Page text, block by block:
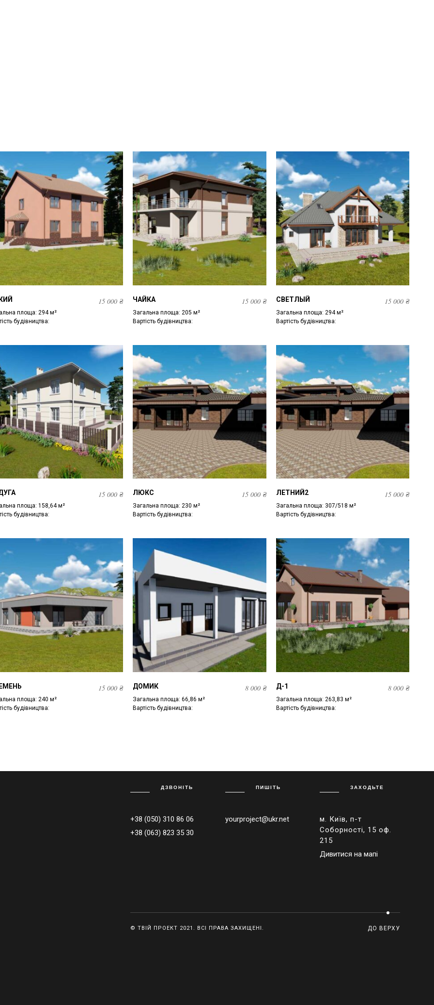
15 000 ₴
площа: 294 м²
будівництва:
ЧАЙКА 15 000 ₴
Загальна площа: 205 м²
Вартість будівництва:
СВЕТЛЫЙ 15 000₴
Загальна площа: 294 м²
Вартість будівництва:
15 000 ₴
площа: 158,64 м²
будівництва:
ЛЮКС 15 000 ₴
Загальна площа: 230 м²
Вартість будівництва:
ЛЕТНИЙ2 15 000₴
Загальна площа: 307/518 м²
Вартість будівництва:
15 000 ₴
площа: 240 м²
будівництва:
ДОМИК 8 000 ₴
Загальна площа: 66,86 м²
Вартість будівництва:
Д-1 8 000₴
Загальна площа: 263,83 м²
Вартість будівництва:
ДЗВОНІТЬ
+38 (050) 310 86 06
+38 (063) 823 35 30
ПИШІТЬ
yourproject@ukr.net
ЗАХОДЬТЕ
м. Київ, п-т
Соборності, 15 оф.
215
Дивитися на мапі
© ТВІЙ ПРОЕКТ 2021. ВСІ ПРАВА ЗАХИЩЕНІ. ДО ВЕРХУ